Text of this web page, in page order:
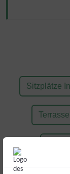
Sitzplätze
Terrasse